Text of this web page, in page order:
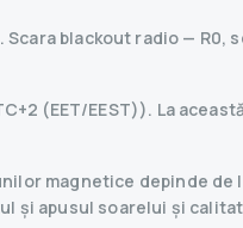
Scara blackout radio — R0,
(EET/EEST)). La
magnetice depinde de
și apusul soarelui și